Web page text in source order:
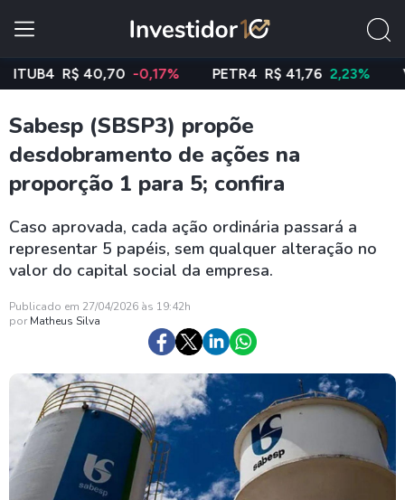
R$ 40,70 -0,17% PETR4 R$ 41,76 2,23%
Sabesp (SBSP3) propõe
desdobramento de ações na
proporção 1 para 5; confira
Caso aprovada, cada ação ordinária passará a
representar 5 papéis, sem qualquer alteração no
valor do capital social da empresa.
Publicado em 27/04/2026 às 19:42h
por Matheus Silva